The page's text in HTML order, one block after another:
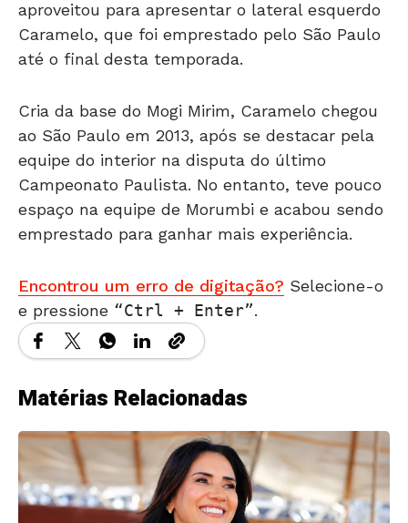
aproveitou para apresentar o lateral esquerdo
Caramelo, que foi emprestado pelo São Paulo
até o final desta temporada.
Cria da base do Mogi Mirim, Caramelo chegou
ao São Paulo em 2013, após se destacar pela
equipe do interior na disputa do último
Campeonato Paulista. No entanto, teve pouco
espaço na equipe de Morumbi e acabou sendo
emprestado para ganhar mais experiência.
Encontrou um erro de digitação? Selecione-o
e pressione
Ctrl + Enter .
Matérias Relacionadas